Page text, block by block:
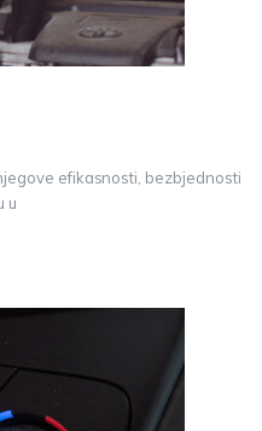
efikasnosti, bezbjednosti
u